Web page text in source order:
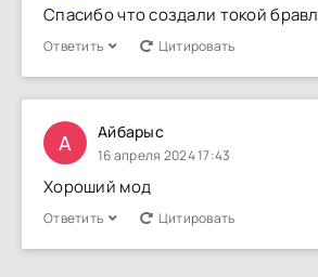
Cпасибо что создали токой бравл
Ответить Цитировать
А Айбарыс
16 апреля 2024 17:43
Хороший мод
Ответить Цитировать